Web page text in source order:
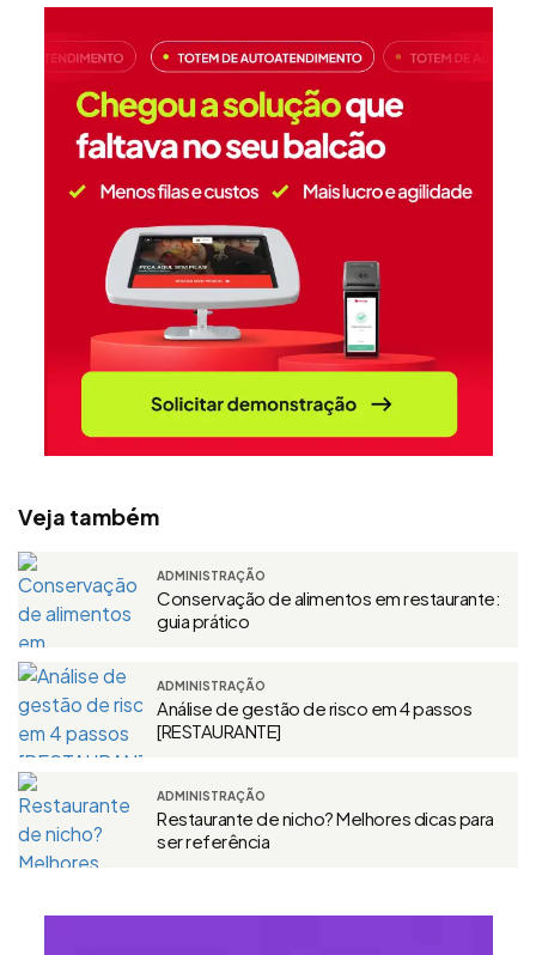
Veja também
ADMINISTRAÇÃO
Conservação de alimentos em restaurante:
guia prático
ADMINISTRAÇÃO
Análise de gestão de risco em 4 passos
[RESTAURANTE]
ADMINISTRAÇÃO
Restaurante de nicho? Melhores dicas para
ser referência